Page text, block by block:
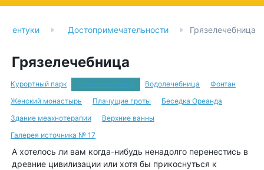
Достопримечательности Грязелечебница
Грязелечебница
Курортный парк Грязелечебница Водолечебница
Фонтан
Женский монастырь
Плачущие гроты
Беседка Ореанда
Здание меахнотерапии
Верхние ванны
Галерея источника № 17
А хотелось ли вам когда-нибудь ненадолго перенестись в
древние цивилизации или хотя бы прикоснуться к